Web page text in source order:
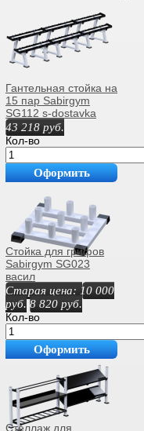
Гантельная стойка на
15 пар Sabirgym
SG112 s-dostavka
43 218 руб.
Кол-во
Оформить
Стойка для грифов
Sabirgym SG023
васил
Старая цена: 10 000
руб. 8 820 руб.
Кол-во
Оформить
Стеллаж для